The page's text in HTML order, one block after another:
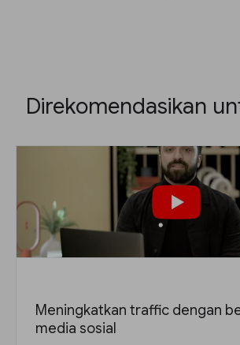
Direkomendasikan
Meningkatkan traffic dengan
media sosial